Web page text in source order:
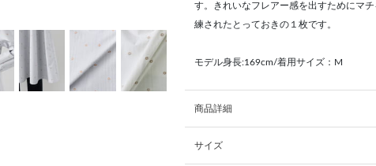
す。きれいなフレアー感を出すためにマ
練されたとっておきの１枚です。
モデル身長:169cm/着用サイズ：M
商品詳細
サイズ